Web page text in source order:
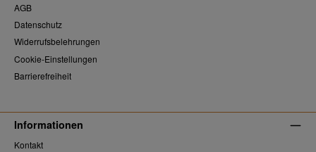
AGB
Datenschutz
Widerrufsbelehrungen
Cookie-Einstellungen
Barrierefreiheit
Informationen
Kontakt